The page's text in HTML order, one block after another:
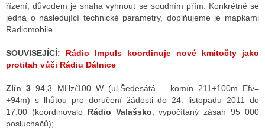
řízení, důvodem je snaha vyhnout se soudním přím. Konkrétně se
jedná o následující technické parametry, doplňujeme je mapkami
Radiomobile.
SOUVISEJÍCÍ: Rádio Impuls koordinuje nové kmitočty jako
protitah vůči Rádiu Dálnice
Zlín 3 94,3 MHz/100 W (ul.Šedesátá – komín 211+100m Efv=
+94m) s lhůtou pro doručení žádosti do 24. listopadu 2011 do
17:00 (koordinovaloRádio Valašsko, vypočítaný zásah 95 000
posluchačů);